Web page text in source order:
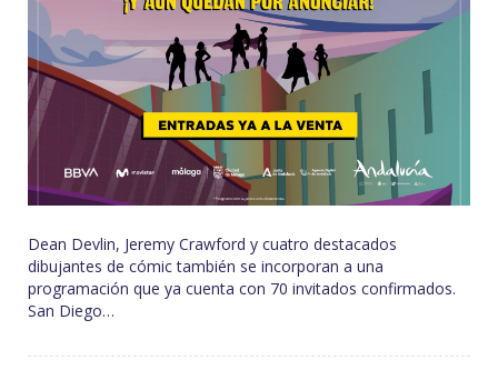
Dean Devlin, Jeremy Crawford y cuatro destacados
dibujantes de cómic también se incorporan a una
programación que ya cuenta con 70 invitados confirmados.
San Diego…